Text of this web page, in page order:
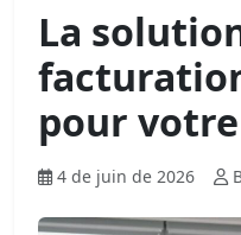
La
pour
4 de juin de 2026